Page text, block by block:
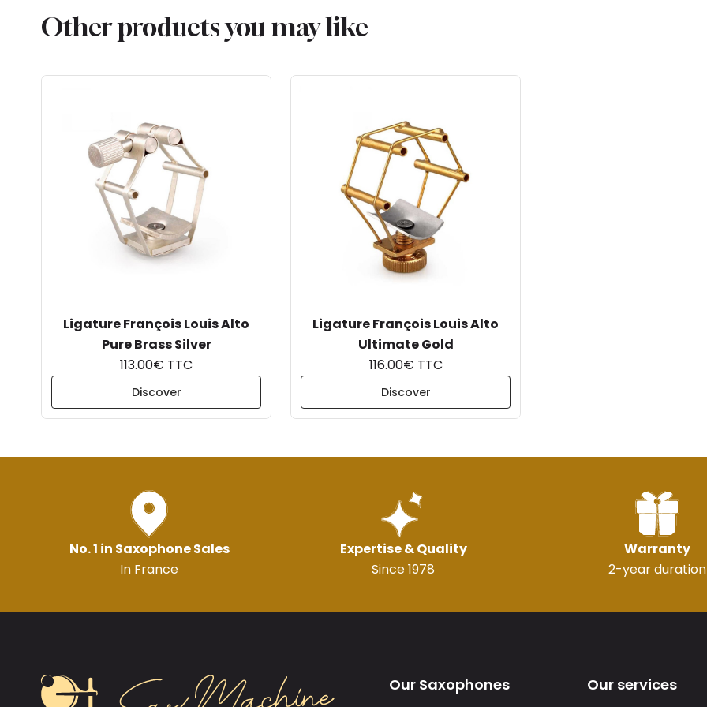
Other products you may like
Ligature François Louis Alto
Pure Brass Silver
113.00€ TTC
Discover
Ligature François Louis Alto
Ultimate Gold
116.00€ TTC
Discover
No. 1 in Saxophone Sales
In France
Expertise & Quality
Since 1978
Warranty
2-year duration
Our Saxophones Our services